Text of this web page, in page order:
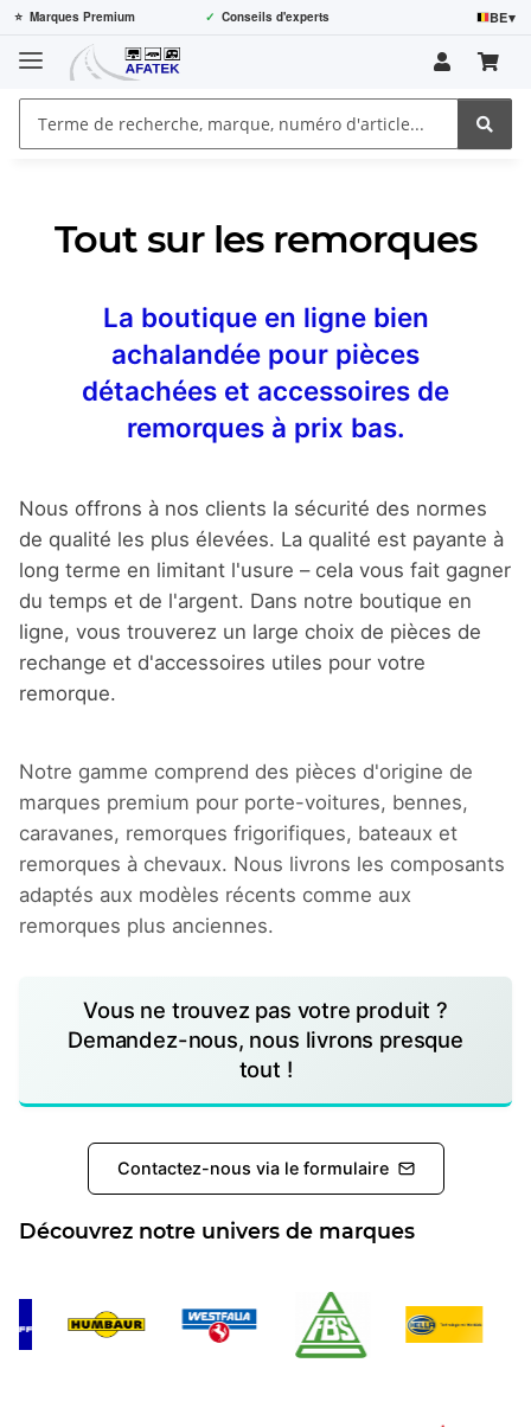
⭐ Marques Premium ✓ Conseils d'experts BE▾
Tout sur les remorques
La boutique en ligne bien
achalandée pour pièces
détachées et accessoires de
remorques à prix bas.
Nous offrons à nos clients la sécurité des normes
de qualité les plus élevées. La qualité est payante à
long terme en limitant l'usure – cela vous fait gagner
du temps et de l'argent. Dans notre boutique en
ligne, vous trouverez un large choix de pièces de
rechange et d'accessoires utiles pour votre
remorque.
Notre gamme comprend des pièces d'origine de
marques premium pour porte-voitures, bennes,
caravanes, remorques frigorifiques, bateaux et
remorques à chevaux. Nous livrons les composants
adaptés aux modèles récents comme aux
remorques plus anciennes.
Vous ne trouvez pas votre produit ?
Demandez-nous, nous livrons presque
tout !
Contactez-nous via le formulaire
Découvrez notre univers de marques